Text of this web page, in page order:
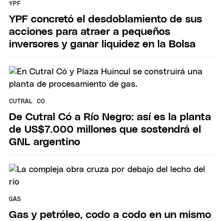
YPF
YPF concretó el desdoblamiento de sus
acciones para atraer a pequeños
inversores y ganar liquidez en la Bolsa
CUTRAL CO
De Cutral Có a Río Negro: así es la planta
de US$7.000 millones que sostendrá el
GNL argentino
GAS
Gas y petróleo, codo a codo en un mismo